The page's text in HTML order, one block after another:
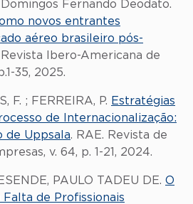
Fernando Deodato.
novos entrantes
aéreo brasileiro pós-
Revista Ibero-Americana de
35, 2025.
F. ; FERREIRA, P. Estratégias
de Internacionalização:
de Uppsala. RAE. Revista de
v. 64, p. 1-21, 2024.
PAULO TADEU DE. O
de Profissionais